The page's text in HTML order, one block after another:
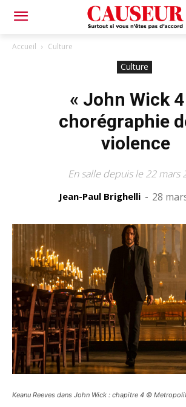
Accueil Culture
Culture
« John Wick
chorégraphie
violence
En salle depuis le 22 mars
Jean-Paul Brighelli - 28
Keanu Reeves dans John Wick : chapitre 4 ©